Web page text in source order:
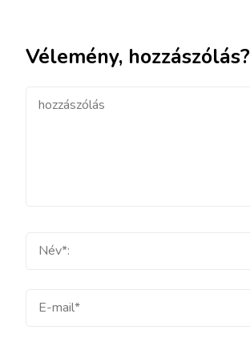
Vélemény, hozzászólás?
hozzászólás
Teljes
E-